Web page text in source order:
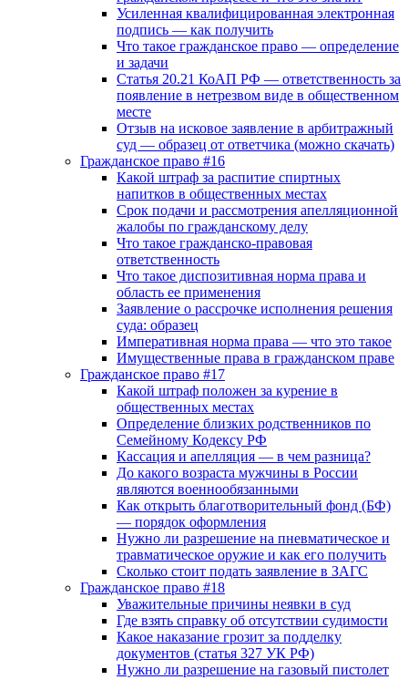
Усиленная квалифицированная электронная
подпись — как получить
Что такое гражданское право — определение
и задачи
Статья 20.21 КоАП РФ — ответственность за
появление в нетрезвом виде в общественном
месте
Отзыв на исковое заявление в арбитражный
суд — образец от ответчика (можно скачать)
Гражданское право #16
Какой штраф за распитие спиртных
напитков в общественных местах
Срок подачи и рассмотрения апелляционной
жалобы по гражданскому делу
Что такое гражданско-правовая
ответственность
Что такое диспозитивная норма права и
область ее применения
Заявление о рассрочке исполнения решения
суда: образец
Императивная норма права — что это такое
Имущественные права в гражданском праве
Гражданское право #17
Какой штраф положен за курение в
общественных местах
Определение близких родственников по
Семейному Кодексу РФ
Кассация и апелляция — в чем разница?
До какого возраста мужчины в России
являются военнообязанными
Как открыть благотворительный фонд (БФ)
— порядок оформления
Нужно ли разрешение на пневматическое и
травматическое оружие и как его получить
Сколько стоит подать заявление в ЗАГС
Гражданское право #18
Уважительные причины неявки в суд
Где взять справку об отсутствии судимости
Какое наказание грозит за подделку
документов (статья 327 УК РФ)
Нужно ли разрешение на газовый пистолет